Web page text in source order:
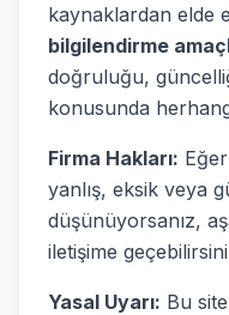
kaynaklardan elde
bilgilendirme
doğruluğu,
konusunda
Firma Hakları:
yanlış, eksik veya
düşünüyorsanız,
iletişime
Yasal Uyarı: Bu